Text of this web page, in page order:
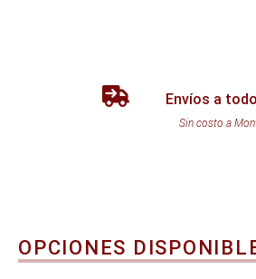
Envíos a
Sin costo a
OPCIONES